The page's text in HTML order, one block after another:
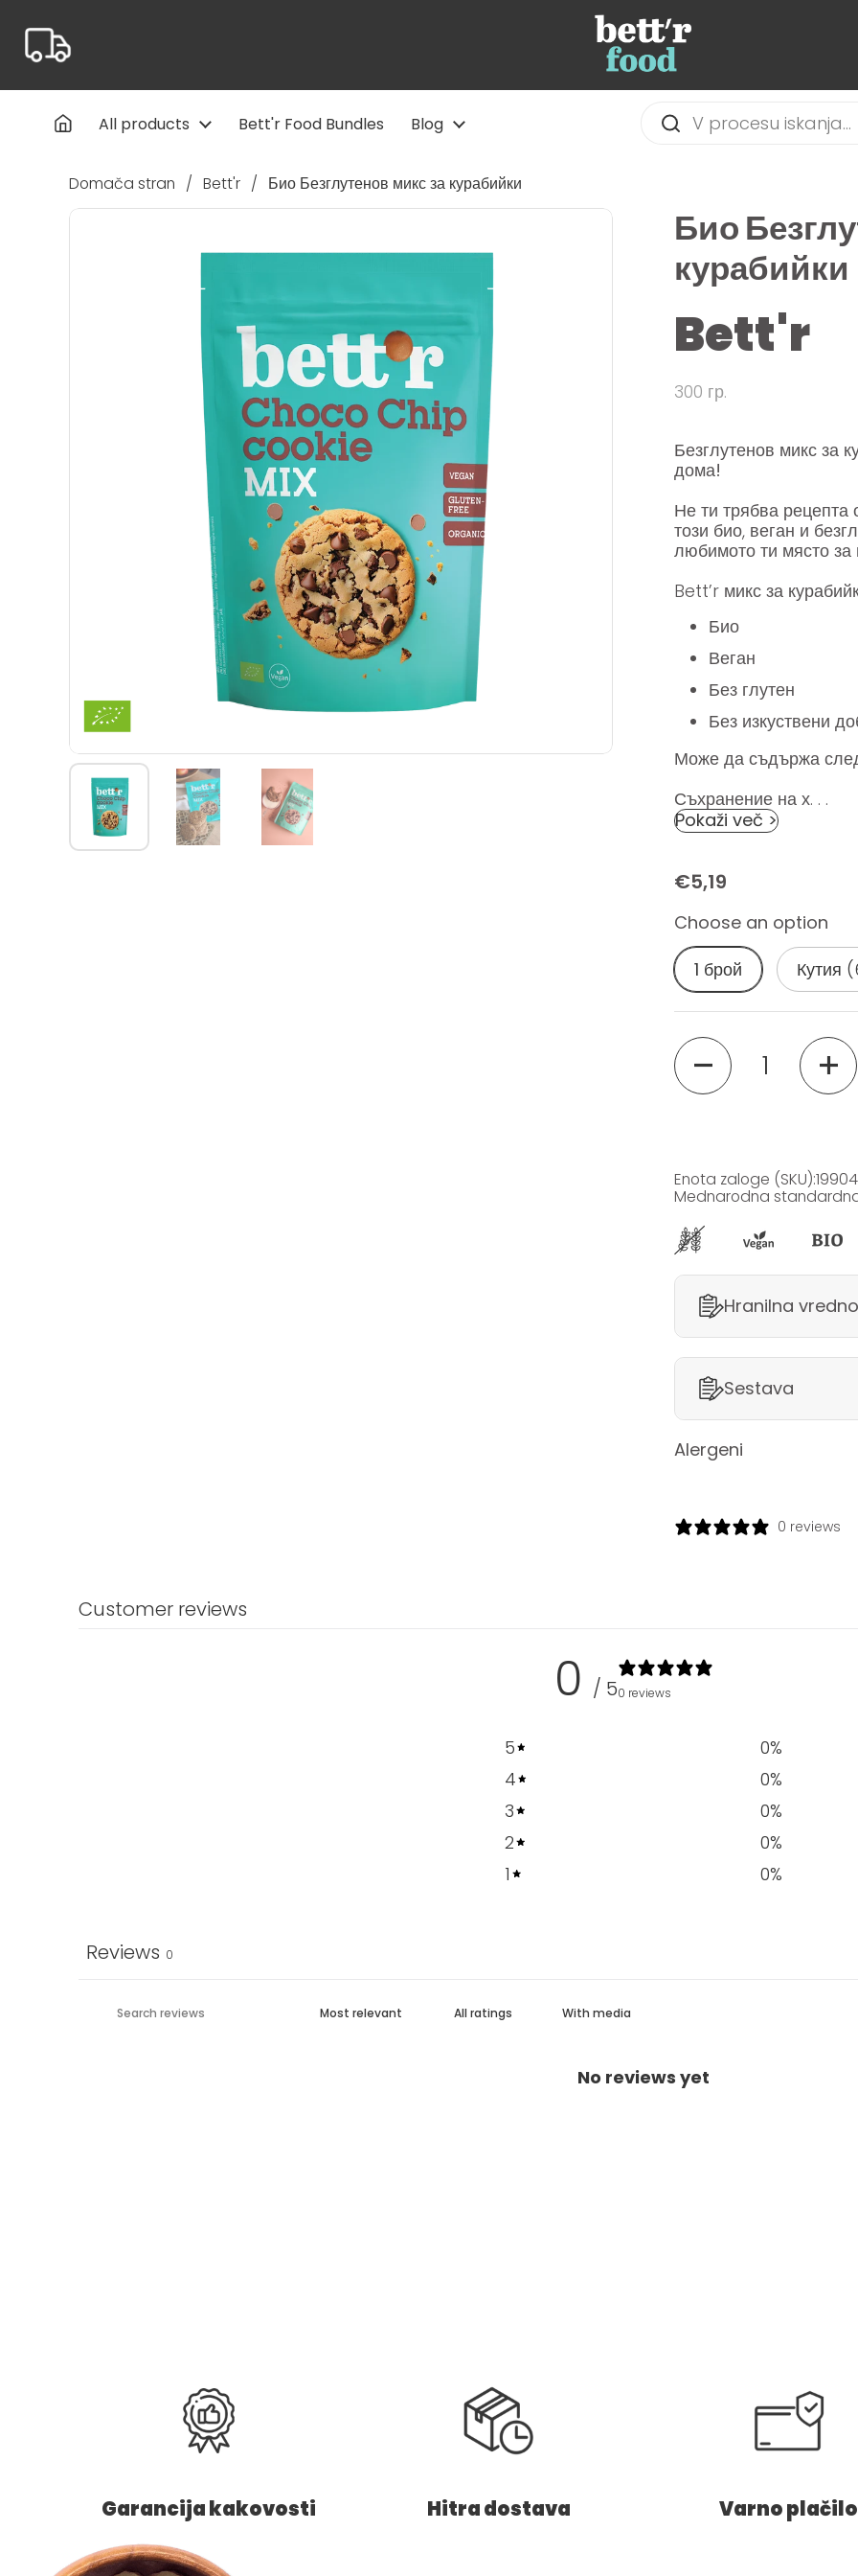
All products Bett'r Food Bundles Blog
Domača stran / Bett'r / Био Безглутенов микс за курабийки
Био
курабийки
Bett'r
300 гр.
Безглутенов микс за
дома!
Не ти трябва
този био, веган и
любимото ти място
Bett’r микс за
Био
Веган
Без глутен
Без изкуствени
Може да съдържа
Съхранение на х. . .
Pokaži več >
€5,19
Choose an option
1 брой
Кутия
Količina
Enota zaloge (SKU):19904
Mednarodna
Hranilna
Sestava
Alergeni
0 reviews
Customer reviews
0 / 50 reviews
5 0%
4
0%
3
0%
2
0%
1
0%
Reviews 0
With media
No reviews yet
Garancija kakovosti Hitra dostava Varno plačilo